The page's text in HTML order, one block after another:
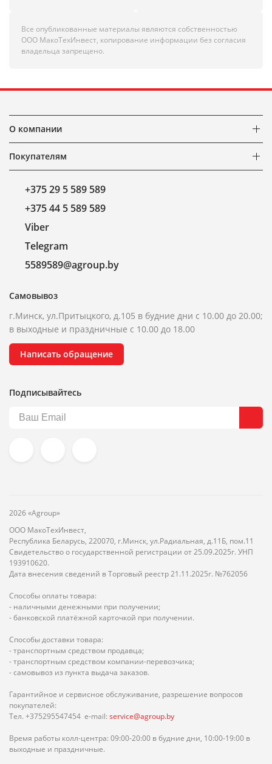
Все опубликованные материалы являются собственностью
ООО МакоТехИнвест, копирование информации без согласия
владельца запрещено.
О компании
Покупателям
+375 29 5 589 589
+375 44 5 589 589
Viber
Telegram
5589589@agroup.by
Самовывоз
г.Минск, ул.Притыцкого, д.105 в будние дни с 10.00 до 20.00;
в выходные и праздничные с 10.00 до 18.00
Написать обращение
Подписывайтесь
2026 «Agroup»
ООО МакоТехИнвест,
Республика Беларусь, 220070, г.Минск, ул.Радиальная, д.11Б, пом.11
Свидетельство о государственной регистрации от 25.09.2025г. УНП
193910620.
Дата внесения сведений в Торговый реестр 21.11.2025г. №762056
Способы оплаты товара:
- наличными денежными при получении;
- банковской платёжной карточкой при получении.
Способы доставки товара:
- транспортным средством продавца;
- транспортным средством компании-перевозчика;
- самовывоз из пункта выдача заказов.
Гарантийное и сервисное обслуживание, разрешение вопросов
покупателей:
Тел. +375295547454 e-mail: service@agroup.by
Время работы колл-центра: 09:00-20:00 в будние дни, 10:00-19:00 в
выходные и праздничные.